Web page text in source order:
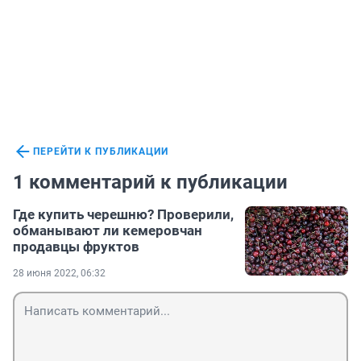
ПЕРЕЙТИ К ПУБЛИКАЦИИ
1 комментарий к публикации
Где купить черешню? Проверили,
обманывают ли кемеровчан
продавцы фруктов
28 июня 2022, 06:32